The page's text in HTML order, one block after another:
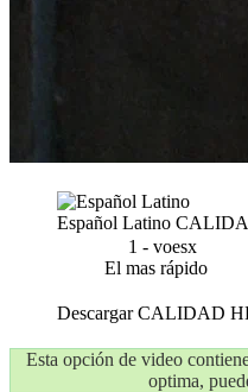
Español Latino
1 - voesx
El mas rápido
DescargarCALIDAD
Esta opción de video
optima,